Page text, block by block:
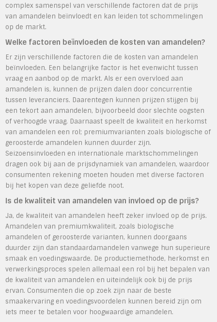
complex samenspel van verschillende factoren dat de prijs
van amandelen beïnvloedt en kan leiden tot schommelingen
op de markt.
Welke factoren beïnvloeden de kosten van amandelen?
Er zijn verschillende factoren die de kosten van amandelen
beïnvloeden. Een belangrijke factor is het evenwicht tussen
vraag en aanbod op de markt. Als er een overvloed aan
amandelen is, kunnen de prijzen dalen door concurrentie
tussen leveranciers. Daarentegen kunnen prijzen stijgen bij
een tekort aan amandelen, bijvoorbeeld door slechte oogsten
of verhoogde vraag. Daarnaast speelt de kwaliteit en herkomst
van amandelen een rol; premiumvarianten zoals biologische of
geroosterde amandelen kunnen duurder zijn.
Seizoensinvloeden en internationale marktschommelingen
dragen ook bij aan de prijsdynamiek van amandelen, waardoor
consumenten rekening moeten houden met diverse factoren
bij het kopen van deze geliefde noot.
Is de kwaliteit van amandelen van invloed op de prijs?
Ja, de kwaliteit van amandelen heeft zeker invloed op de prijs.
Amandelen van premiumkwaliteit, zoals biologische
amandelen of geroosterde varianten, kunnen doorgaans
duurder zijn dan standaardamandelen vanwege hun superieure
smaak en voedingswaarde. De productiemethode, herkomst en
verwerkingsproces spelen allemaal een rol bij het bepalen van
de kwaliteit van amandelen en uiteindelijk ook bij de prijs
ervan. Consumenten die op zoek zijn naar de beste
smaakervaring en voedingsvoordelen kunnen bereid zijn om
iets meer te betalen voor hoogwaardige amandelen.